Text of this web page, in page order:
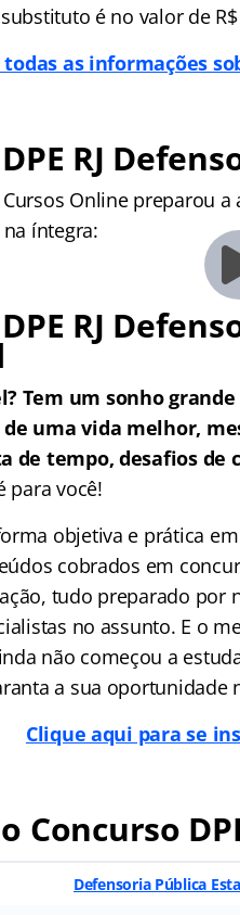
é no valor de R$
as informações
RJ
Online preparou a
íntegra:
RJ
Tem um sonho
uma vida melhor,
de tempo, desafios de
para você!
objetiva e prática
cobrados em
tudo preparado por
no assunto. E o
não começou a
a sua oportunidade
Clique aqui para se
Concurso
Defensoria Pública